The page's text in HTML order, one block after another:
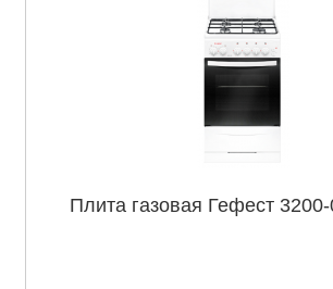
Плита газовая Гефест